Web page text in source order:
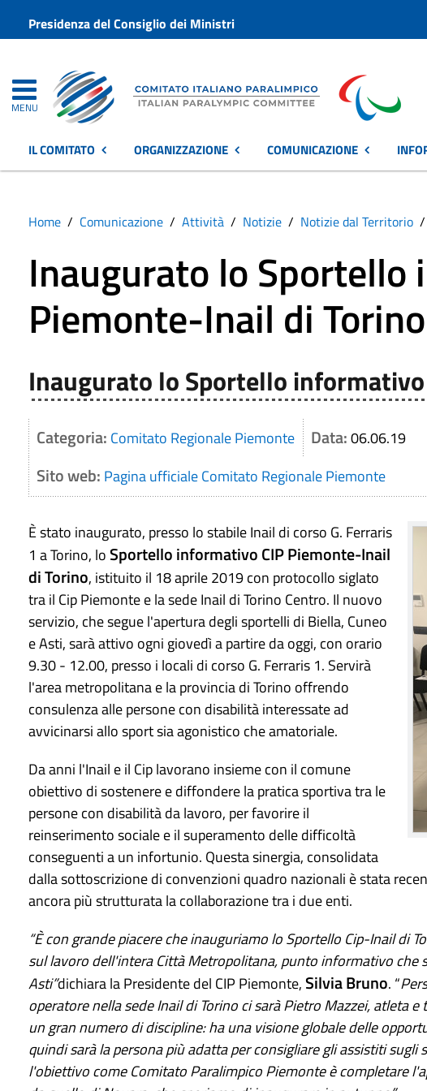
Presidenza del Consiglio dei Ministri
MENU
IL COMITATO ORGANIZZAZIONE COMUNICAZIONE
Home Comunicazione Attività Notizie Notizie dal Territorio
Inaugurato lo Sportello
Piemonte-Inail di Torino
Inaugurato lo Sportello
Categoria: Comitato Regionale Piemonte Data:06.06.19
Sito web: Pagina ufficiale Comitato Regionale Piemonte
È stato inaugurato, presso lo stabile Inail di corso G. Ferraris
1 a Torino, loSportello informativo CIP Piemonte-Inail
di Torino, istituito il 18 aprile 2019 con protocollo siglato
tra il Cip Piemonte e la sede Inail di Torino Centro. Il nuovo
servizio, che segue l'apertura degli sportelli di Biella, Cuneo
e Asti, sarà attivo ogni giovedì a partire da oggi, con orario
9.30 - 12.00, presso i locali di corso G. Ferraris 1. Servirà
l'area metropolitana e la provincia di Torino offrendo
consulenza alle persone con disabilità interessate ad
avvicinarsi allo sport sia agonistico che amatoriale.
Da anni l'Inail e il Cip lavorano insieme con il comune
obiettivo di sostenere e diffondere la pratica sportiva tra le
persone con disabilità da lavoro, per favorire il
reinserimento sociale e il superamento delle difficoltà
conseguenti a un infortunio. Questa sinergia, consolidata
dalla sottoscrizione di convenzioni quadro nazionali è stata
ancora più strutturata la collaborazione tra i due enti.
“È con grande piacere che inauguriamo lo Sportello Cip-Inail
sul lavoro dell'intera Città Metropolitana, punto informativo che
Asti”dichiara la Presidente del CIP Piemonte,Silvia Bruno. “
operatore nella sede Inail di Torino ci sarà Pietro Mazzei, atleta
un gran numero di discipline: ha una visione globale delle
quindi sarà la persona più adatta per consigliare gli assistiti
l'obiettivo come Comitato Paralimpico Piemonte è completare